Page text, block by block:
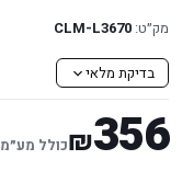
מק״ט: CLM-L3670
בדיקת מלאי
356
₪כולל מע״מ